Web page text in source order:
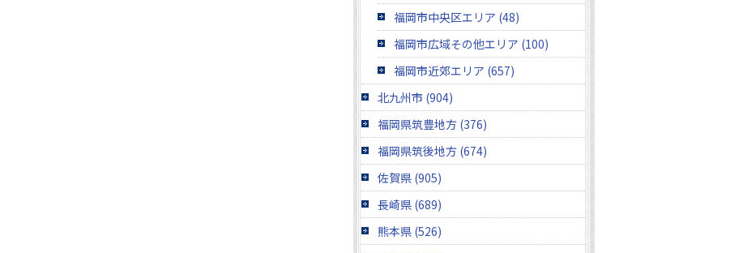
福岡市中央区エリア (48)
福岡市広域その他エリア (100)
福岡市近郊エリア (657)
北九州市 (904)
福岡県筑豊地方 (376)
福岡県筑後地方 (674)
佐賀県 (905)
長崎県 (689)
熊本県 (526)